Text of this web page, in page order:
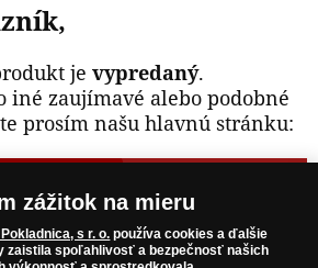
je vypredaný.
iné zaujímavé alebo podobné
prosím našu hlavnú stránku:
zážitok na mieru
s r. o. používa cookies a ďalšie
zaistila spoľahlivosť a bezpečnosť našich